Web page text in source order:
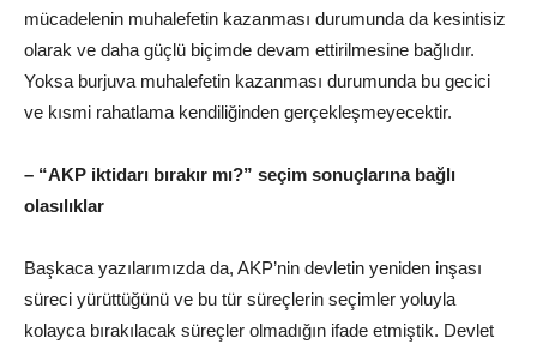
mücadelenin muhalefetin kazanması durumunda da kesintisiz
olarak ve daha güçlü biçimde devam ettirilmesine bağlıdır.
Yoksa burjuva muhalefetin kazanması durumunda bu gecici
ve kısmi rahatlama kendiliğinden gerçekleşmeyecektir.
– “AKP iktidarı bırakır mı?” seçim sonuçlarına bağlı
olasılıklar
Başkaca yazılarımızda da, AKP’nin devletin yeniden inşası
süreci yürüttüğünü ve bu tür süreçlerin seçimler yoluyla
kolayca bırakılacak süreçler olmadığın ifade etmiştik. Devlet